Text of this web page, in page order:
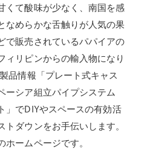
くて酸味が少なく、南国を感
なめらかな舌触りが人気の果
で販売されているパパイアの
ィリピンからの輸入物になり
品情報「プレート式キャス
ーシア組立パイプシステム
」でDIYやスペースの有効活
ダウンをお手伝いします。
ームページです。